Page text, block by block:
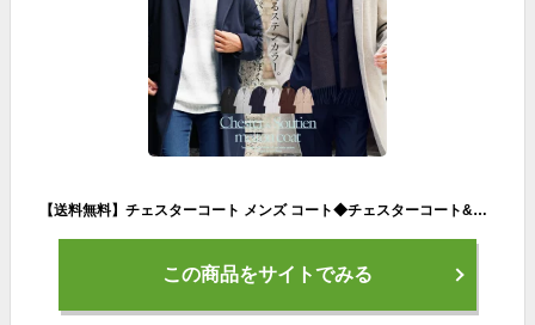
【送料無料】チェスターコート メンズ コート◆チェスターコート&ステンカラーコート◆アウター ロングコート ビジネスコート 通勤 ステンカラー ロング ウールコート 細身 スリム 暖かい 服 秋服 冬服 秋 冬
この商品をサイトでみる